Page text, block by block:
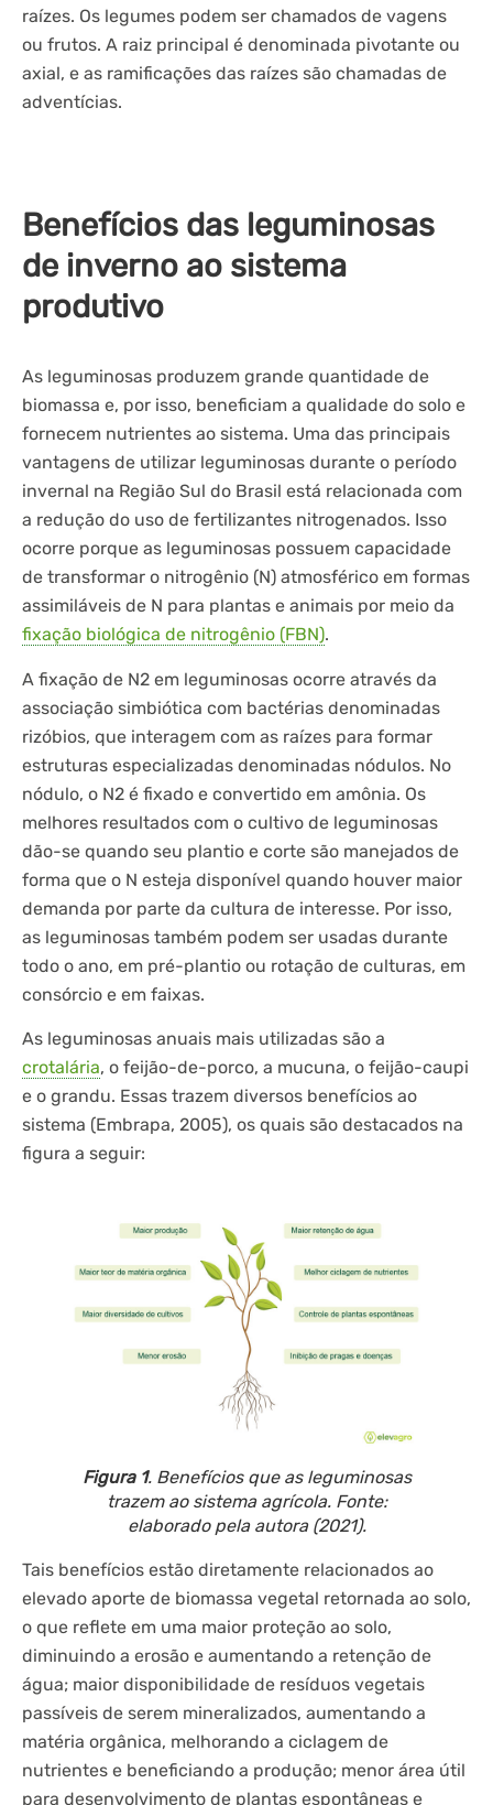
raízes. Os legumes podem ser chamados de vagens
ou frutos. A raiz principal é denominada pivotante ou
axial, e as ramificações das raízes são chamadas de
adventícias.
Benefícios das leguminosas
de inverno ao sistema
produtivo
As leguminosas produzem grande quantidade de
biomassa e, por isso, beneficiam a qualidade do solo e
fornecem nutrientes ao sistema. Uma das principais
vantagens de utilizar leguminosas durante o período
invernal na Região Sul do Brasil está relacionada com
a redução do uso de fertilizantes nitrogenados. Isso
ocorre porque as leguminosas possuem capacidade
de transformar o nitrogênio (N) atmosférico em formas
assimiláveis de N para plantas e animais por meio da
fixação biológica de nitrogênio (FBN).
A fixação de N2 em leguminosas ocorre através da
associação simbiótica com bactérias denominadas
rizóbios, que interagem com as raízes para formar
estruturas especializadas denominadas nódulos. No
nódulo, o N2 é fixado e convertido em amônia. Os
melhores resultados com o cultivo de leguminosas
dão-se quando seu plantio e corte são manejados de
forma que o N esteja disponível quando houver maior
demanda por parte da cultura de interesse. Por isso,
as leguminosas também podem ser usadas durante
todo o ano, em pré-plantio ou rotação de culturas, em
consórcio e em faixas.
As leguminosas anuais mais utilizadas são a
crotalária, o feijão-de-porco, a mucuna, o feijão-caupi
e o grandu. Essas trazem diversos benefícios ao
sistema (Embrapa, 2005), os quais são destacados na
figura a seguir:
Figura 1. Benefícios que as leguminosas
trazem ao sistema agrícola. Fonte:
elaborado pela autora (2021).
Tais benefícios estão diretamente relacionados ao
elevado aporte de biomassa vegetal retornada ao solo,
o que reflete em uma maior proteção ao solo,
diminuindo a erosão e aumentando a retenção de
água; maior disponibilidade de resíduos vegetais
passíveis de serem mineralizados, aumentando a
matéria orgânica, melhorando a ciclagem de
nutrientes e beneficiando a produção; menor área útil
para desenvolvimento de plantas espontâneas e